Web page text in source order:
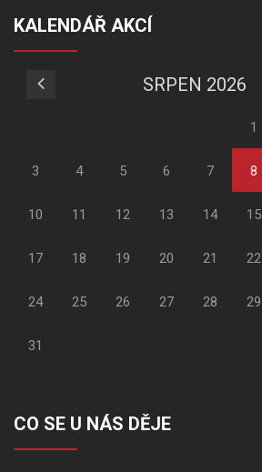
KALENDÁŘ AKCÍ
SRPEN 2026
1
3 4 5 6 7 8
10 11 12 13 14 15
17 18 19 20 21 22
24 25 26 27 28 29
31
CO SE U NÁS DĚJE